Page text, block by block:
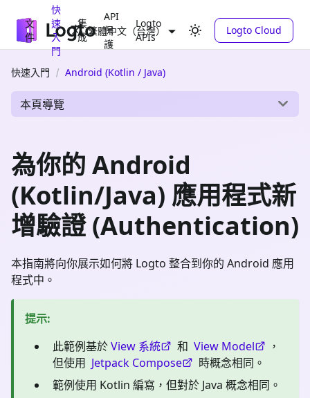
文
件
快
速
入
門
集
成
API
保
護
Logto
APIs
繁體中文（台灣） Logto Cloud
快速入門 Android (Kotlin / Java)
本頁導覽
為你的 Android
(Kotlin/Java) 應用程式新
增驗證 (Authentication)
本指南將向你展示如何將 Logto 整合到你的 Android 應用
程式中。
提示:
此範例基於View 系統 和 View Model
，
但使用 Jetpack Compose
時概念相同。
範例使用 Kotlin 編寫，但對於 Java 概念相同。